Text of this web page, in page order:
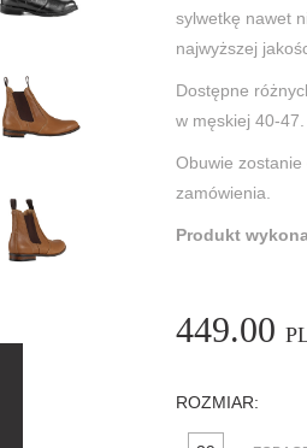
sylwetkę nawet
najwyższej
Dostępne
w męskiej 40-47.
Obuwie
zamówienia.
Produkt
449.00
ROZMIAR: